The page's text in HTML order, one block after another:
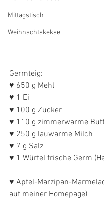
Mittagstisch
Weihnachtskekse
Germteig:
♥ 650 g Mehl
♥ 1 Ei
♥ 100 g Zucker
♥ 110 g zimmerwarme
♥ 250 g lauwarme Milch
♥ 7 g Salz
♥ 1 Würfel frische Germ
♥ Apfel-Marzipan-
auf meiner Homepage)